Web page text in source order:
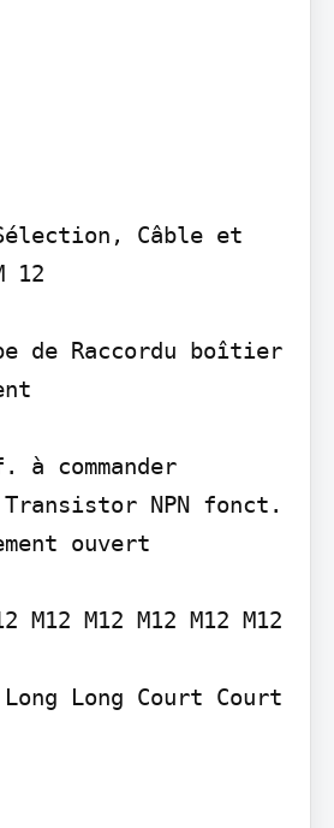
Câble et
12
de Raccordu boîtier
à commander
Transistor NPN fonct.
ouvert
M12 M12 M12 M12 M12
Long Court Court